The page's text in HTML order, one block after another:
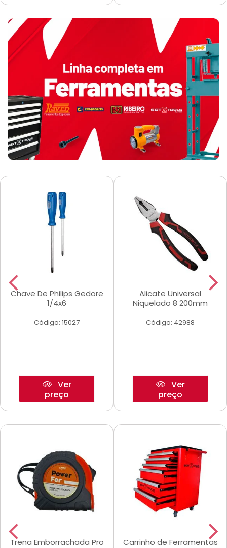
Chave De Philips Gedore
1/4x6
Código: 15027
Ver
preço
Alicate Universal
Niquelado 8 200mm
Código: 42988
Ver
preço
Trena Emborrachada Pro
Carrinho de Ferramentas